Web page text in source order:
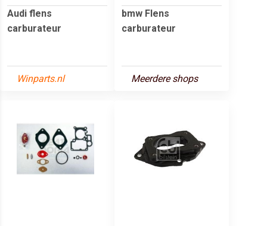
Audi flens
carburateur
Winparts.nl
bmw Flens
carburateur
Meerdere shops